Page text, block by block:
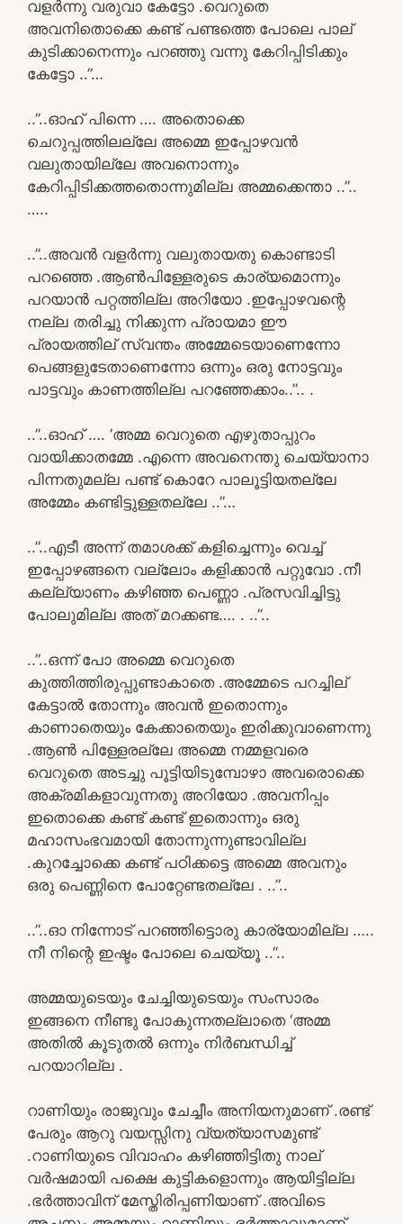
വളർന്നു വരുവാ കേട്ടോ .വെറുതെ
അവനിതൊക്കെ കണ്ട് പണ്ടത്തെ പോലെ പാല്
കുടിക്കാനെന്നും പറഞ്ഞു വന്നു കേറിപ്പിടിക്കും
കേട്ടോ ..”…
..”..ഓഹ് പിന്നെ …. അതൊക്കെ
ചെറുപ്പത്തിലല്ലേ അമ്മെ ഇപ്പോഴവൻ
വലുതായില്ലേ അവനൊന്നും
കേറിപ്പിടിക്കത്തതൊന്നുമില്ല അമ്മക്കെന്താ ..”..
…..
..”..അവൻ വളർന്നു വലുതായതു കൊണ്ടാടി
പറഞ്ഞെ .ആൺപിള്ളേരുടെ കാര്യമൊന്നും
പറയാൻ പറ്റത്തില്ല അറിയോ .ഇപ്പോഴവന്റെ
നല്ല തരിച്ചു നിക്കുന്ന പ്രായമാ ഈ
പ്രായത്തില് സ്വന്തം അമ്മേടെയാണെന്നോ
പെങ്ങളുടേതാണെന്നോ ഒന്നും ഒരു നോട്ടവും
പാട്ടവും കാണത്തില്ല പറഞ്ഞേക്കാം..”.. .
..”..ഓഹ് …. ‘അമ്മ വെറുതെ എഴുതാപ്പുറം
വായിക്കാതമ്മേ .എന്നെ അവനെന്തു ചെയ്യാനാ
പിന്നതുമല്ല പണ്ട് കൊറേ പാലൂട്ടിയതല്ലേ
അമ്മേം കണ്ടിട്ടുള്ളതല്ലേ ..”…
..”..എടീ അന്ന് തമാശക്ക് കളിച്ചെന്നും വെച്ച്
ഇപ്പോഴങ്ങനെ വല്ലോം കളിക്കാൻ പറ്റുവോ .നീ
കല്ല്യാണം കഴിഞ്ഞ പെണ്ണാ .പ്രസവിച്ചിട്ടു
പോലുമില്ല അത് മറക്കണ്ട…. . ..”..
..”..ഒന്ന് പോ അമ്മെ വെറുതെ
കുത്തിത്തിരുപ്പുണ്ടാകാതെ .അമ്മേടെ പറച്ചില്
കേട്ടാൽ തോന്നും അവൻ ഇതൊന്നും
കാണാതെയും കേക്കാതെയും ഇരിക്കുവാണെന്നു
.ആൺ പിള്ളേരല്ലേ അമ്മെ നമ്മളവരെ
വെറുതെ അടച്ചു പൂട്ടിയിടുമ്പോഴാ അവരൊക്കെ
അക്രമികളാവുന്നതു അറിയോ .അവനിപ്പം
ഇതൊക്കെ കണ്ട് കണ്ട് ഇതൊന്നും ഒരു
മഹാസംഭവമായി തോന്നുന്നുണ്ടാവില്ല
.കുറച്ചോക്കെ കണ്ട് പഠിക്കട്ടെ അമ്മെ അവനും
ഒരു പെണ്ണിനെ പോറ്റേണ്ടതല്ലേ . ..”..
..”..ഓ നിന്നോട് പറഞ്ഞിട്ടൊരു കാര്യോമില്ല …..
നീ നിന്റെ ഇഷ്ടം പോലെ ചെയ്യൂ ..”..
അമ്മയുടെയും ചേച്ചിയുടെയും സംസാരം
ഇങ്ങനെ നീണ്ടു പോകുന്നതല്ലാതെ ‘അമ്മ
അതിൽ കൂടുതൽ ഒന്നും നിർബന്ധിച്ച്
പറയാറില്ല .
റാണിയും രാജുവും ചേച്ചീം അനിയനുമാണ് .രണ്ട്
പേരും ആറു വയസ്സിനു വ്യത്യാസമുണ്ട്
.റാണിയുടെ വിവാഹം കഴിഞ്ഞിട്ടിതു നാല്
വർഷമായി പക്ഷെ കുട്ടികളൊന്നും ആയിട്ടില്ല
.ഭർത്താവിന് മേസ്തിരിപ്പണിയാണ് .അവിടെ